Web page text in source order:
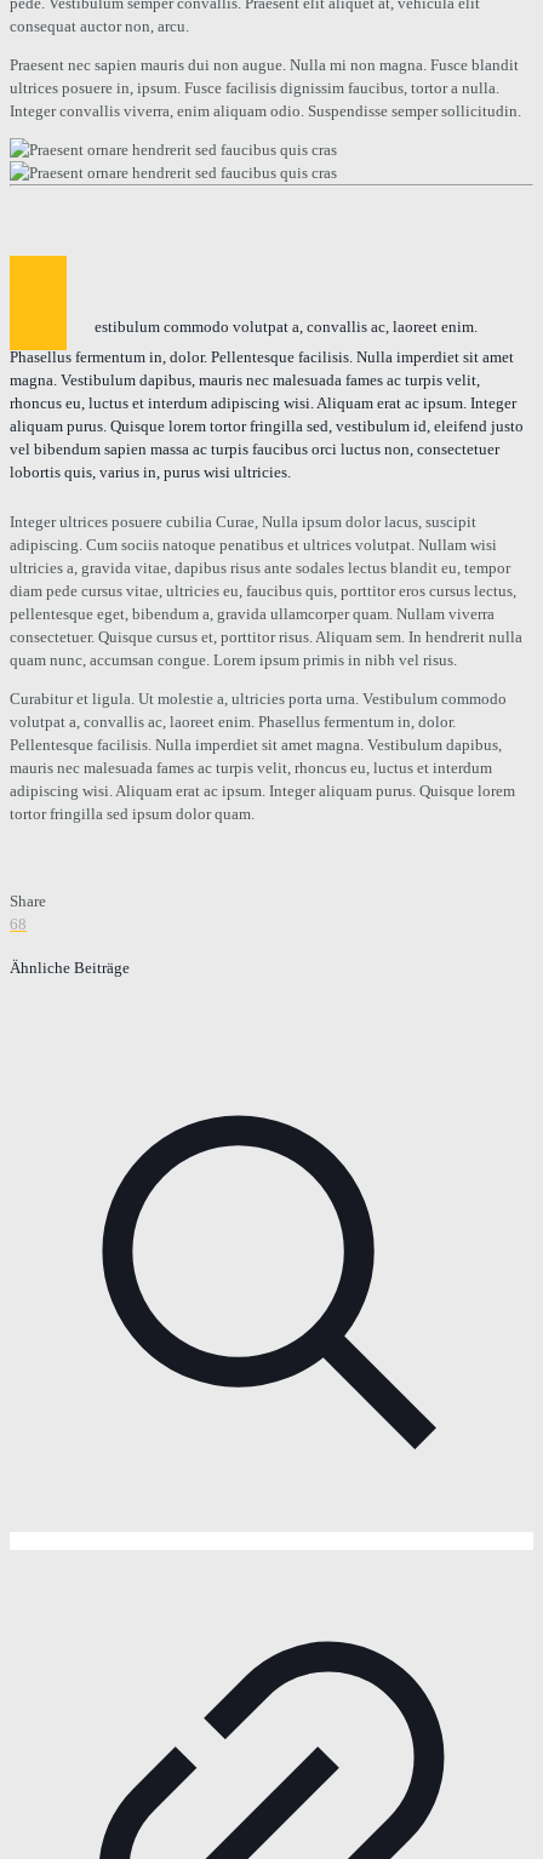
consequat auctor non, arcu.
Praesent nec sapien mauris dui non augue. Nulla mi non magna. Fusce blandit
ultrices posuere in, ipsum. Fusce facilisis dignissim faucibus, tortor a nulla.
Integer convallis viverra, enim aliquam odio. Suspendisse semper sollicitudin.
estibulum commodo volutpat a, convallis ac, laoreet enim.
Phasellus fermentum in, dolor. Pellentesque facilisis. Nulla imperdiet sit amet
magna. Vestibulum dapibus, mauris nec malesuada fames ac turpis velit,
rhoncus eu, luctus et interdum adipiscing wisi. Aliquam erat ac ipsum. Integer
aliquam purus. Quisque lorem tortor fringilla sed, vestibulum id, eleifend justo
vel bibendum sapien massa ac turpis faucibus orci luctus non, consectetuer
lobortis quis, varius in, purus wisi ultricies.
Integer ultrices posuere cubilia Curae, Nulla ipsum dolor lacus, suscipit
adipiscing. Cum sociis natoque penatibus et ultrices volutpat. Nullam wisi
ultricies a, gravida vitae, dapibus risus ante sodales lectus blandit eu, tempor
diam pede cursus vitae, ultricies eu, faucibus quis, porttitor eros cursus lectus,
pellentesque eget, bibendum a, gravida ullamcorper quam. Nullam viverra
consectetuer. Quisque cursus et, porttitor risus. Aliquam sem. In hendrerit nulla
quam nunc, accumsan congue. Lorem ipsum primis in nibh vel risus.
Curabitur et ligula. Ut molestie a, ultricies porta urna. Vestibulum commodo
volutpat a, convallis ac, laoreet enim. Phasellus fermentum in, dolor.
Pellentesque facilisis. Nulla imperdiet sit amet magna. Vestibulum dapibus,
mauris nec malesuada fames ac turpis velit, rhoncus eu, luctus et interdum
adipiscing wisi. Aliquam erat ac ipsum. Integer aliquam purus. Quisque lorem
tortor fringilla sed ipsum dolor quam.
Share
68
Ähnliche Beiträge